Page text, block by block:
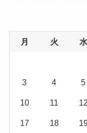
月 火 水
3 4 5
10 11 12
17 18